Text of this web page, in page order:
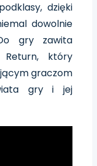
dzięki
dowolnie
gry zawita
Return, który
graczom
gry i jej